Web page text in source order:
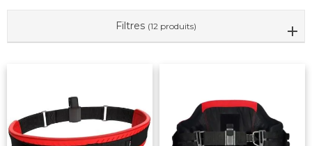
Filtres (12 produits)